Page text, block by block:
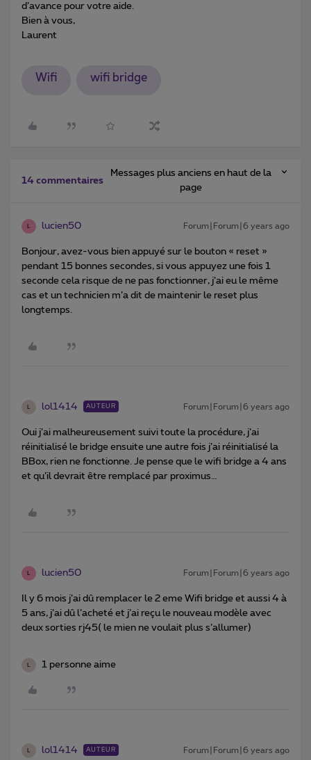
d’avance pour votre aide.
Bien à vous,
Laurent
Wifi wifi bridge
14 commentaires
Messages plus anciens en haut de la
page
lucien50 Forum|Forum|6 years ago
Bonjour, avez-vous bien appuyé sur le bouton « reset »
pendant 15 bonnes secondes, si vous appuyez une fois 1
seconde cela risque de ne pas fonctionner, j’ai eu le même
cas et un technicien m’a dit de maintenir le reset plus
longtemps.
lol1414 AUTEUR Forum|Forum|6 years ago
Oui j’ai malheureusement suivi toute la procédure, j’ai
réinitialisé le bridge ensuite une autre fois j’ai réinitialisé la
BBox, rien ne fonctionne. Je pense que le wifi bridge a 4 ans
et qu’il devrait être remplacé par proximus…
lucien50 Forum|Forum|6 years ago
Il y 6 mois j’ai dû remplacer le 2 eme Wifi bridge et aussi 4 à
5 ans, j’ai dû l’acheté et j’ai reçu le nouveau modèle avec
deux sorties rj45( le mien ne voulait plus s’allumer)
1 personne aime
lol1414 AUTEUR Forum|Forum|6 years ago